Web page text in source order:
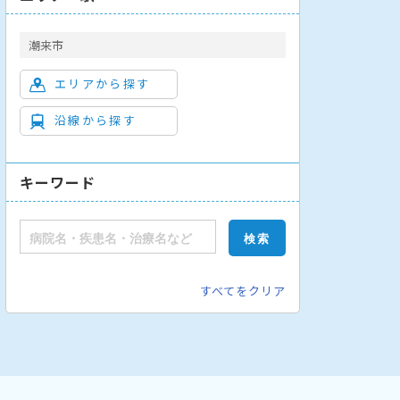
潮来市
エリアから探す
沿線から探す
キーワード
すべてをクリア